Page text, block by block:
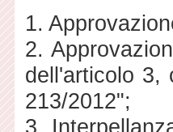
1.
2.
dell'articolo 3,
213/2012";
3.